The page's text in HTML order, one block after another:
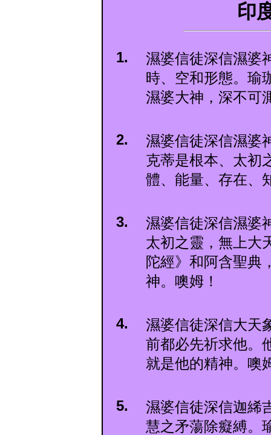
印
1.
濕婆信徒深信濕婆
時、空和形態。瑜
濕婆大神，深不可
2.
濕婆信徒深信濕婆
克蒂是根本、太初
體、能量、存在、
3.
濕婆信徒深信濕婆
太初之靈，無上大
陀經》和阿含聖典
神。噢姆！
4.
濕婆信徒深信大天
前都必先祈求他。
就是他的精神。噢
5.
濕婆信徒深信迦絺
慧之矛蕩除癡縛。